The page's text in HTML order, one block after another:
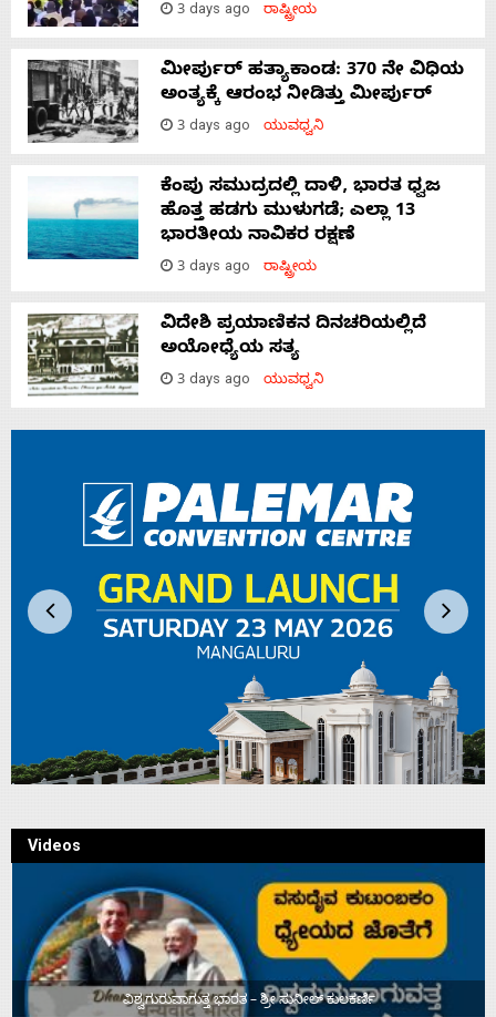
3 days ago ರಾಷ್ಟ್ರೀಯ
ಮೀರ್ಪುರ್ ಹತ್ಯಾಕಾಂಡ: 370 ನೇ ವಿಧಿಯ
ಅಂತ್ಯಕ್ಕೆ ಆರಂಭ ನೀಡಿತ್ತು ಮೀರ್ಪುರ್
3 days ago ಯುವಧ್ವನಿ
ಕೆಂಪು ಸಮುದ್ರದಲ್ಲಿ ದಾಳಿ, ಭಾರತ ಧ್ವಜ
ಹೊತ್ತ ಹಡಗು ಮುಳುಗಡೆ; ಎಲ್ಲಾ 13
ಭಾರತೀಯ ನಾವಿಕರ ರಕ್ಷಣೆ
3 days ago ರಾಷ್ಟ್ರೀಯ
ವಿದೇಶಿ ಪ್ರಯಾಣಿಕನ ದಿನಚರಿಯಲ್ಲಿದೆ
ಅಯೋಧ್ಯೆಯ ಸತ್ಯ
3 days ago ಯುವಧ್ವನಿ
Videos
ವಿಶ್ವಗುರುವಾಗುತ್ತ ಭಾರತ – ಶ್ರೀ ಸುನೀಲ್‌ ಕುಲಕರ್ಣಿ